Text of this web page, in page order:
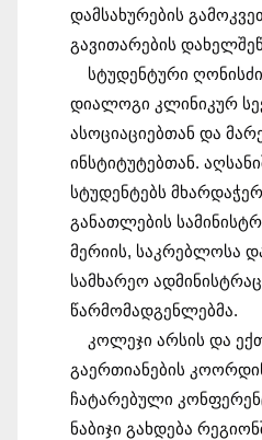
დამსახურების
გავითარების
სტუდენტური
დიალოგი კლინიკურ
ასოციაციებთან და
ინსტიტუტებთან.
სტუდენტებს
განათლების
მერიის, საკრებლოსა
სამხარეო
წარმომადგენლებმა.
კოლეჯი არსის და
გაერთიანების
ჩატარებული
ნაბიჯი გახდება